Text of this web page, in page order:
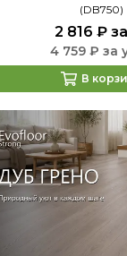
(DB750)
2 816 ₽
4 759 ₽ за
В